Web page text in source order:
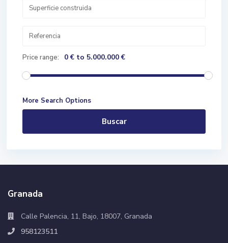
Price range: 0 € to 5.000.000 €
More Search Options
Buscar
Granada
Calle Palencia, 11, Bajo, 18007, Granada
958123511